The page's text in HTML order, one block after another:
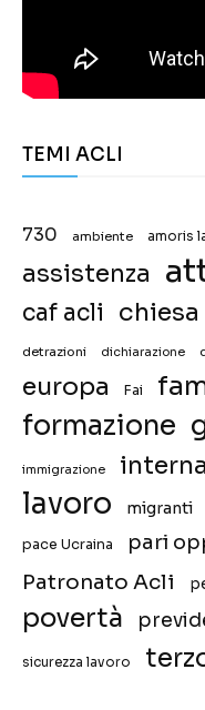
TEMI ACLI
730 ambiente amoris
assistenza
caf acli chiesa
detrazioni dichiarazione
europa Fai
formazione
immigrazione
lavoro migranti
pace Ucraina pari
Patronato Acli
povertà
sicurezza lavoro